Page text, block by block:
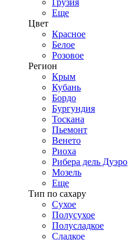
Грузия
Еще
Цвет
Красное
Белое
Розовое
Регион
Крым
Кубань
Бордо
Бургундия
Тоскана
Пьемонт
Венето
Риоха
Рибера дель Дуэро
Мозель
Еще
Тип по сахару
Сухое
Полусухое
Полусладкое
Сладкое